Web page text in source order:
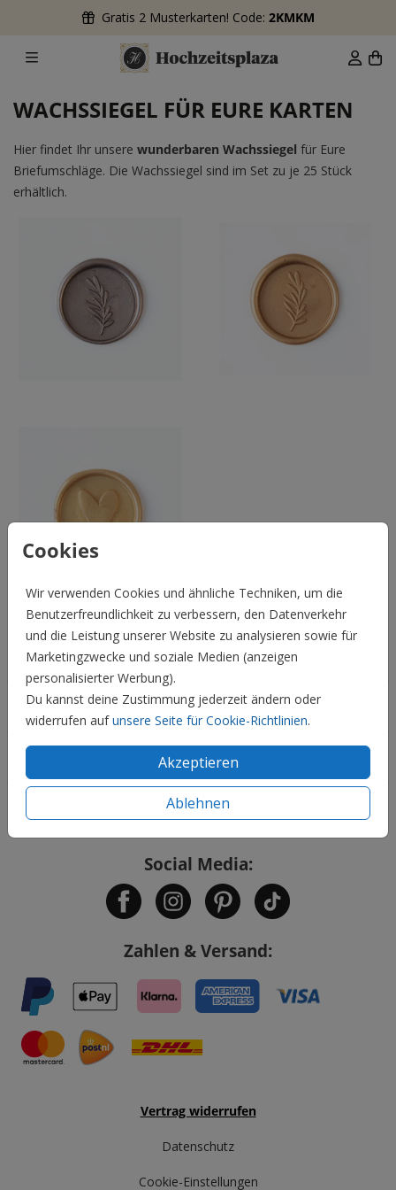
Gratis 2 Musterkarten! Code: 2KMKM
Cookies
Wir verwenden Cookies und ähnliche Techniken, um die
Benutzerfreundlichkeit zu verbessern, den Datenverkehr
und die Leistung unserer Website zu analysieren sowie für
Marketingzwecke und soziale Medien (anzeigen
personalisierter Werbung).
Du kannst deine Zustimmung jederzeit ändern oder
widerrufen aufunsere Seite für Cookie-Richtlinien.
Akzeptieren
Ablehnen
WACHSSIEGEL FÜR EURE KARTEN
Hier findet Ihr unsere wunderbaren Wachssiegel für Eure
Briefumschläge. Die Wachssiegel sind im Set zu je 25 Stück
erhältlich.
Hochzeit
Familie & Feiertage
Informationen
Social Media:
Zahlen & Versand:
Vertrag widerrufen
Datenschutz
Cookie-Einstellungen